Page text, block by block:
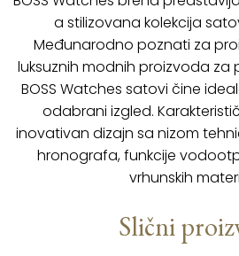
a stilizovana kolekcija
Međunarodno poznati za
luksuznih modnih proizvoda za
BOSS Watches satovi čine
odabrani izgled.
inovativan dizajn sa nizom
hronografa, funkcije
vrhunskih
Slični